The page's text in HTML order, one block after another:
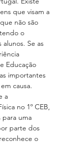
que visam a
não são
o
Se as
Educação
importantes
causa.
a
no 1º CEB,
uma
parte dos
o